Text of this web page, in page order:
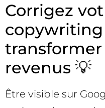
Corrigez
copywriting
transformer
revenus 💡
Être visible sur